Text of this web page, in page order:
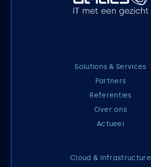
Solutions & Services
Partners
Referenties
Over ons
Actueel
Cloud & Infrastructure